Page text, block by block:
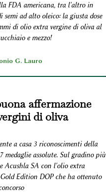
FDA americana, tra l'altro in
ad alto oleico: la giusta dose
di olio extra vergine di oliva al
e mezzo!
G. Lauro
affermazione
di oliva
a casa 3 riconoscimenti della
medaglie assolute. Sul gradino più
Acushla SA con l'olio extra
Edition DOP che ha ottenuto